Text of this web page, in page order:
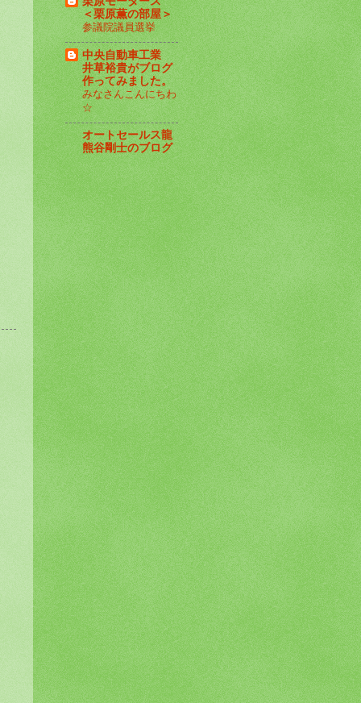
＜栗原薫の部屋＞
参議院議員選挙
中央自動車工業
井草裕貴がブログ
作ってみました。
みなさんこんにちわ
☆
オートセールス龍
熊谷剛士のブログ